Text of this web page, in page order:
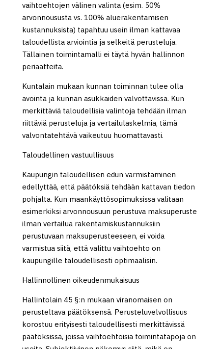
vaihtoehtojen välinen valinta (esim. 50%
arvonnoususta vs. 100% aluerakentamisen
kustannuksista) tapahtuu usein ilman kattavaa
taloudellista arviointia ja selkeitä perusteluja.
Tällainen toimintamalli ei täytä hyvän hallinnon
periaatteita.
Kuntalain mukaan kunnan toiminnan tulee olla
avointa ja kunnan asukkaiden valvottavissa. Kun
merkittäviä taloudellisia valintoja tehdään ilman
riittäviä perusteluja ja vertailulaskelmia, tämä
valvontatehtävä vaikeutuu huomattavasti.
Taloudellinen vastuullisuus
Kaupungin taloudellisen edun varmistaminen
edellyttää, että päätöksiä tehdään kattavan tiedon
pohjalta. Kun maankäyttösopimuksissa valitaan
esimerkiksi arvonnousuun perustuva maksuperuste
ilman vertailua rakentamiskustannuksiin
perustuvaan maksuperusteeseen, ei voida
varmistua siitä, että valittu vaihtoehto on
kaupungille taloudellisesti optimaalisin.
Hallinnollinen oikeudenmukaisuus
Hallintolain 45 §:n mukaan viranomaisen on
perusteltava päätöksensä. Perusteluvelvollisuus
korostuu erityisesti taloudellisesti merkittävissä
päätöksissä, joissa vaihtoehtoisia toimintatapoja on